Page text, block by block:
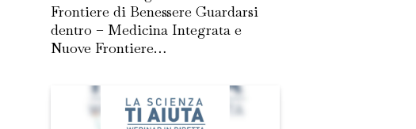
Frontiere di Benessere Guardarsi
dentro – Medicina Integrata e
Nuove Frontiere…